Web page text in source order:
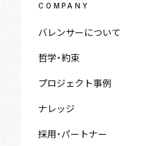
COMPANY
バレンサーについて
哲学・約束
プロジェクト事例
ナレッジ
採用・パートナー